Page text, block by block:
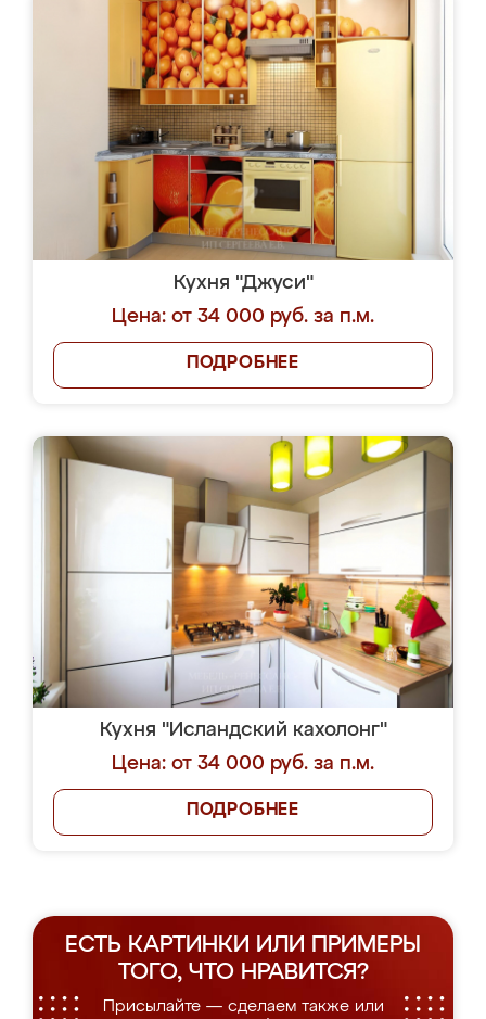
Кухня "Джуси"
Цена: от 34 000 руб. за п.м.
ПОДРОБНЕЕ
Кухня "Исландский кахолонг"
Цена: от 34 000 руб. за п.м.
ПОДРОБНЕЕ
ЕСТЬ КАРТИНКИ ИЛИ ПРИМЕРЫ
ТОГО, ЧТО НРАВИТСЯ?
Присылайте — сделаем также или